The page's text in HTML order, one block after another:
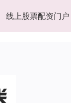
线上股票配资门户